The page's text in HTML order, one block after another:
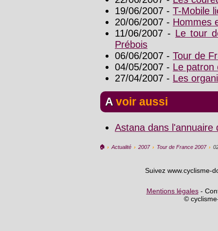
19/06/2007 - T-Mobile
20/06/2007 - Hommes
11/06/2007 - Le tour
Prébois
06/06/2007 - Tour de
04/05/2007 - Le patron
27/04/2007 - Les
A voir aussi
Astana dans l'annuaire
🏠︎ › Actualité › 2007 › Tour de France 2007 ›
Suivez www.cyclisme-
Mentions légales-
©